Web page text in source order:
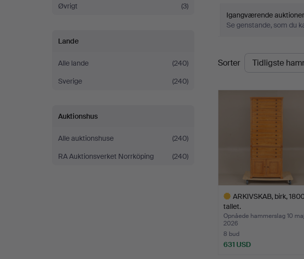
Øvrigt
(3)
Lande
Alle lande
(240)
Sverige
(240)
Auktionshus
Alle auktionshuse
(240)
RA Auktionsverket Norrköping
(240)
Welcome!
Igangværende auktioner
Se genstande, som du
Slutpriser
Sorter
ARKIVSKAB, birk,
tallet.
Opnåede hammerslag 10 maj
2026
8 bud
631 USD